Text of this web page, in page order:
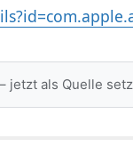
jetzt als Quelle